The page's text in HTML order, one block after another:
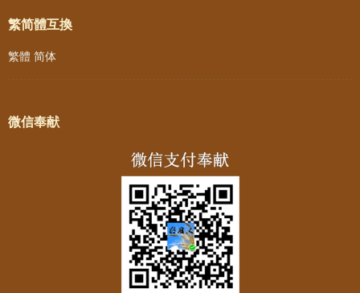
繁简體互換
繁體 简体
微信奉献